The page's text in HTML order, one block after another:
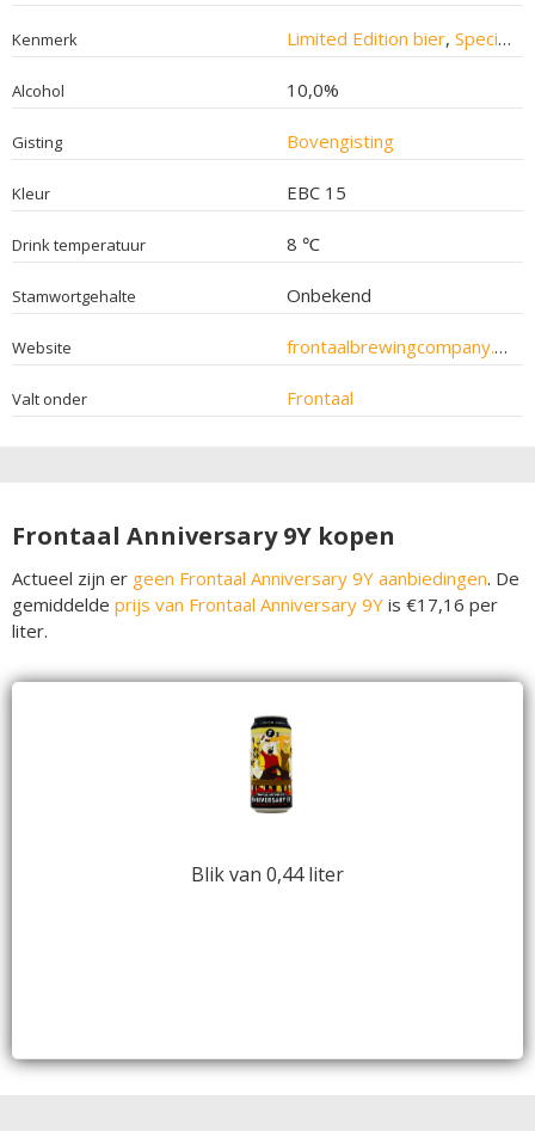
Kenmerk Limited Edition bier, Speciaalbier
Alcohol 10,0%
Gisting Bovengisting
Kleur EBC 15
Drink temperatuur 8 ℃
Stamwortgehalte Onbekend
Website frontaalbrewingcompany.com
Valt onder Frontaal
Frontaal Anniversary 9Y kopen
Actueel zijn er geen Frontaal Anniversary 9Y aanbiedingen. De
gemiddelde prijs van Frontaal Anniversary 9Y is €17,16 per
liter.
Blik van 0,44 liter